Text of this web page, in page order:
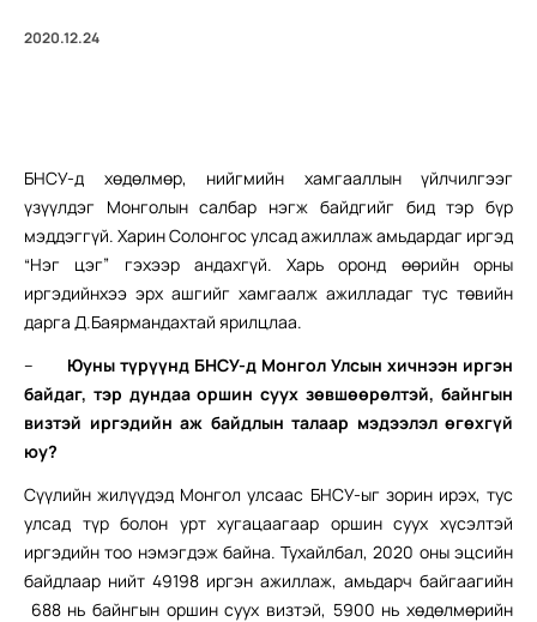
2020.12.24
БНСУ-д хөдөлмөр, нийгмийн хамгааллын үйлчилгээг
үзүүлдэг Монголын салбар нэгж байдгийг бид тэр бүр
мэддэггүй. Харин Солонгос улсад ажиллаж амьдардаг иргэд
“Нэг цэг” гэхээр андахгүй. Харь оронд өөрийн орны
иргэдийнхээ эрх ашгийг хамгаалж ажилладаг тус төвийн
дарга Д.Баярмандахтай ярилцлаа.
– Юуны түрүүнд БНСУ-д Монгол Улсын хичнээн иргэн
байдаг, тэр дундаа оршин суух зөвшөөрөлтэй, байнгын
визтэй иргэдийн аж байдлын талаар мэдээлэл өгөхгүй
юу?
Сүүлийн жилүүдэд Монгол улсаас БНСУ-ыг зорин ирэх, тус
улсад түр болон урт хугацаагаар оршин суух хүсэлтэй
иргэдийн тоо нэмэгдэж байна. Тухайлбал, 2020 оны эцсийн
байдлаар нийт 49198 иргэн ажиллаж, амьдарч байгаагийн
688 нь байнгын оршин суух визтэй, 5900 нь хөдөлмөрийн